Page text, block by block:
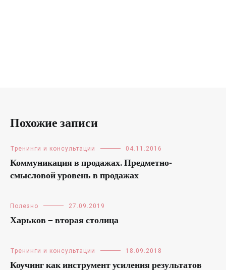
Похожие записи
Тренинги и консультации 04.11.2016
Коммуникация в продажах. Предметно-
смысловой уровень в продажах
Полезно 27.09.2019
Харьков — вторая столица
Тренинги и консультации 18.09.2018
Коучинг как инструмент усиления результатов